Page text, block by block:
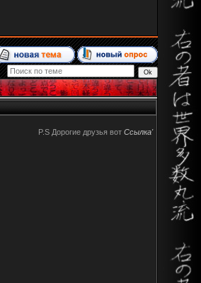
P.S Дорогие друзья вот Ccылка'